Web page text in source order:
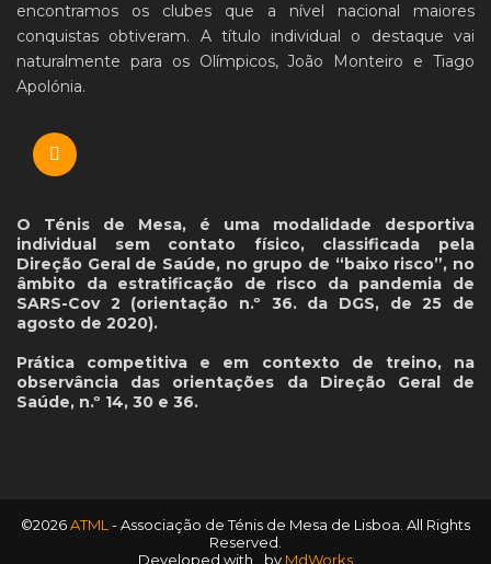
encontramos os clubes que a nível nacional maiores
conquistas obtiveram. A título individual o destaque vai
naturalmente para os Olímpicos, João Monteiro e Tiago
Apolónia.
O Ténis de Mesa, é uma modalidade desportiva
individual sem contato físico, classificada pela
Direção Geral de Saúde, no grupo de “baixo risco”, no
âmbito da estratificação de risco da pandemia de
SARS-Cov 2 (orientação n.º 36. da DGS, de 25 de
agosto de 2020).
Prática competitiva e em contexto de treino, na
observância das orientações da Direção Geral de
Saúde, n.º 14, 30 e 36.
©2026ATML - Associação de Ténis de Mesa de Lisboa. All Rights
Reserved.
Developed with
by MdWorks